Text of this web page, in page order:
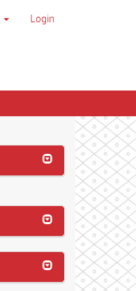
Login